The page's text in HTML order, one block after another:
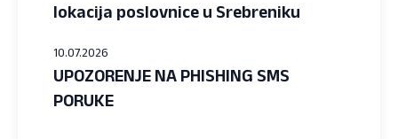
lokacija poslovnice u Srebreniku
10.07.2026
UPOZORENJE NA PHISHING SMS
PORUKE